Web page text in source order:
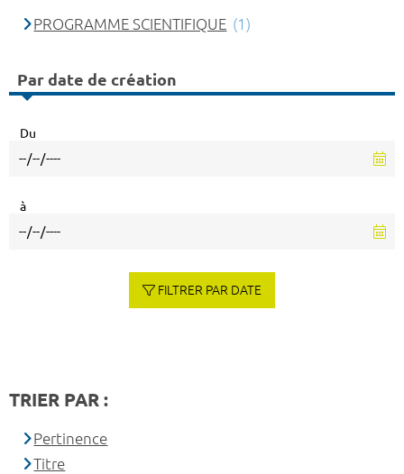
PROGRAMME SCIENTIFIQUE (1)
Par date de création
Du
à
FILTRER PAR DATE
TRIER PAR :
Pertinence
Titre